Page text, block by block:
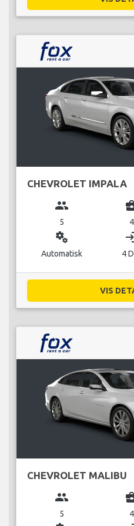
CHEVROLET IMPALA
group
5 4
miscellaneous_services
Automatisk 4
VIS
CHEVROLET MALIBU
group
5 4